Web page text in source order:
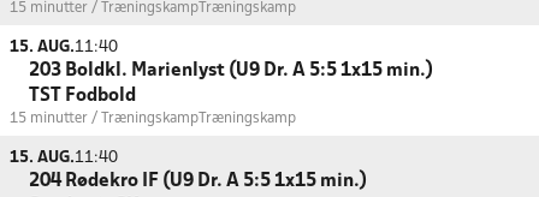
15 minutter / Træningskamp Træningskamp
15. AUG.11:40
203 Boldkl. Marienlyst (U9 Dr. A 5:5 1x15 min.)
TST Fodbold
15 minutter / Træningskamp Træningskamp
15. AUG.11:40
204 Rødekro IF (U9 Dr. A 5:5 1x15 min.)